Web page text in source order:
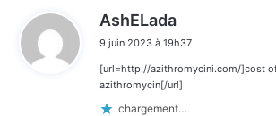
AshELada
t
:
9 juin 2023 à 19h37
[url=http://azithromycini.com/]cost
azithromycin[/url]
chargement…